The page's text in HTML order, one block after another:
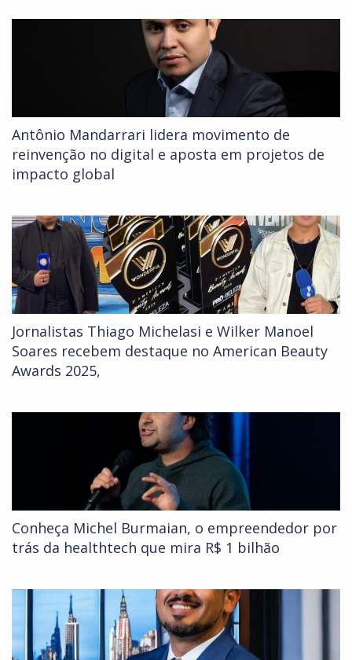
Antônio Mandarrari lidera movimento de
reinvenção no digital e aposta em projetos de
impacto global
Jornalistas Thiago Michelasi e Wilker Manoel
Soares recebem destaque no American Beauty
Awards 2025,
Conheça Michel Burmaian, o empreendedor por
trás da healthtech que mira R$ 1 bilhão